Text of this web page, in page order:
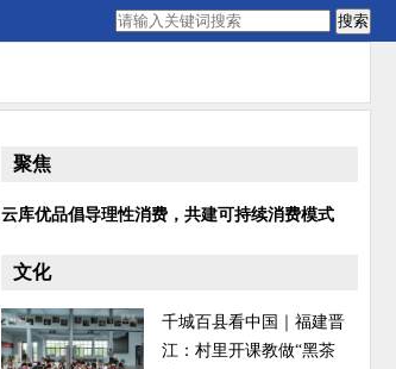
搜索
聚焦
云库优品倡导理性消费，共建可持续消费模式
文化
千城百县看中国｜福建晋
江：村里开课教做“黑茶